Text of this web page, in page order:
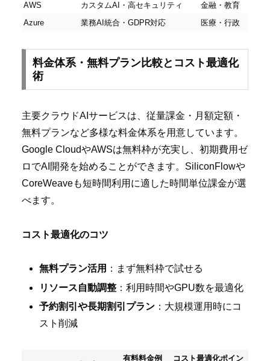
AWS
カスタムAI・高セキュリティ
金融・教育
Azure
業務AI統合・GDPR対応 医療・行政
料金体系・無料プラン比較とコスト最適化
術
主要クラウドAIサービスは、従量課金・月額定額・
無料プランなど多様な料金体系を用意しています。
Google CloudやAWSは無料枠が充実し、初期費用ゼ
ロでAI開発を始めることができます。SiliconFlowや
CoreWeaveも短時間利用に適した時間単位課金が選
べます。
コスト最適化のコツ
無料プラン活用 ：まず無料枠で試せる
リソース自動調整 ：利用時間やGPU数を最適化
予約割引や長期割引プラン ：大規模運用時にコ
スト削減
有料料金例 コスト最適化ポイン